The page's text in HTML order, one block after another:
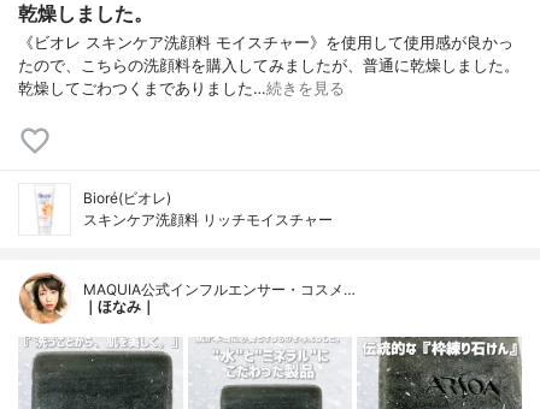
乾燥しました。
《ビオレ スキンケア洗顔料 モイスチャー》を使用して使用感が良かっ
たので、こちらの洗顔料を購入してみましたが、普通に乾燥しました。
乾燥してごわつくまでありました…続きを見る
Bioré(ビオレ)
スキンケア洗顔料 リッチモイスチャー
MAQUIA公式インフルエンサー・コスメ…
｜ほなみ｜